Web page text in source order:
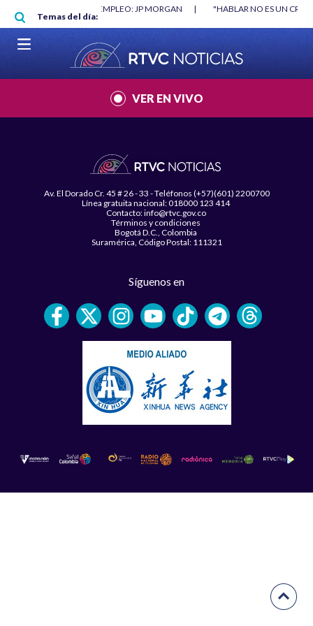
Pasar al contenido principal
Temas del día:
MÍNIMO NO DESTRUYÓ EMPLEO: JP MORGAN |
"HABLAR NO ES UN
MUNDIAL 2026
|
VER EN VIVO
Av. El Dorado Cr. 45 # 26 - 33 - Teléfonos (+57)(601) 2200700
Línea gratuita nacional: 018000 123 414
Contacto: info@rtvc.gov.co
Términos y condiciones
Bogotá D.C., Colombia
Suramérica, Código Postal: 111321
Síguenos en